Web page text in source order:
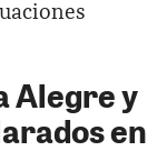
Alegre y
en